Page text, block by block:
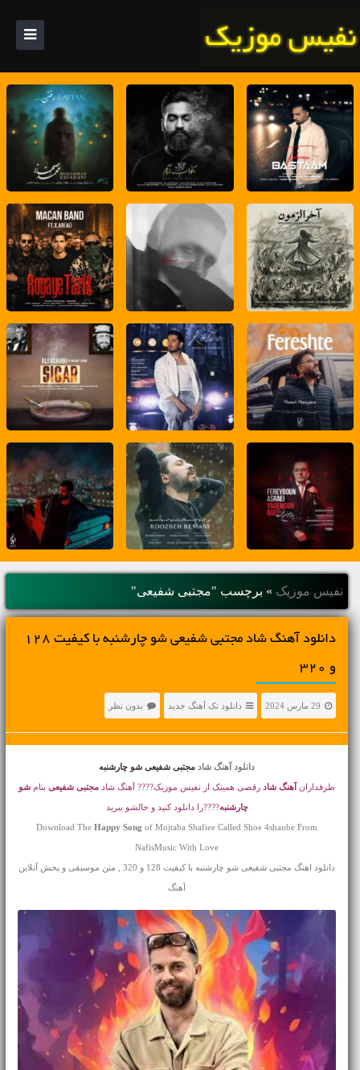
نفیس موزیک » برچسب "مجتبی شفیعی"
دانلود آهنگ شاد مجتبی شفیعی شو چارشنبه با کیفیت 128
و 320
29 مارس 2024 دانلود تک آهنگ جدید بدون نظر
دانلود آهنگ شاد مجتبی شفیعی شو چارشنبه
طرفداران آهنگ شادرقصی همینک از نفیس موزیک???? آهنگ شاد مجتبی شفیعیبنام شو
چارشنبه????را دانلود کنید و حالشو ببرید
Download TheHappy Song of Mojtaba Shafiee Called Shoe 4shanbe From
NafisMusic With Love
دانلود اهنگ مجتبی شفیعی شو چارشنبه با کیفیت 128 و 320 , متن موسیقی و پخش آنلاین
آهنگ